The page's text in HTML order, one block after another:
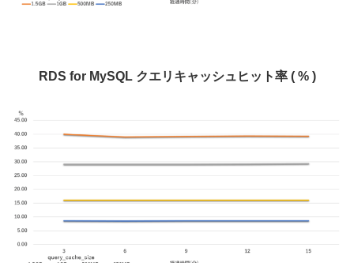
RDS for MySQL クエリキャッシュヒット率 ( % )